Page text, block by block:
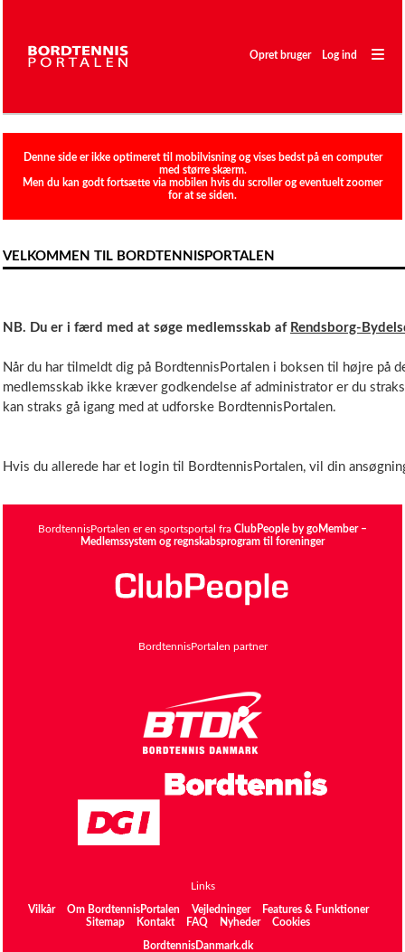
―
―
―
Opret bruger Log ind
Ratingliste
Spillere
Denne side er ikke optimeret til mobilvisning og vises bedst på en computer
med større skærm.
Men du kan godt fortsætte via mobilen hvis du scroller og eventuelt zoomer
for at se siden.
VELKOMMEN TIL BORDTENNISPORTALEN
NB. Du er i færd med at søge medlemsskab af Rendsborg-
Når du har tilmeldt dig på BordtennisPortalen i boksen til højre på
medlemsskab ikke kræver godkendelse af administrator er du
kan straks gå igang med at udforske BordtennisPortalen.
Hvis du allerede har et login til BordtennisPortalen, vil din
BordtennisPortalen er en sportsportal fra ClubPeople by goMember –
Medlemssystem og regnskabsprogram til foreninger
BordtennisPortalen partner
Links
Vilkår Om BordtennisPortalen Vejledninger
Features & Funktioner
Sitemap
Kontakt FAQ Nyheder Cookies
BordtennisDanmark.dk